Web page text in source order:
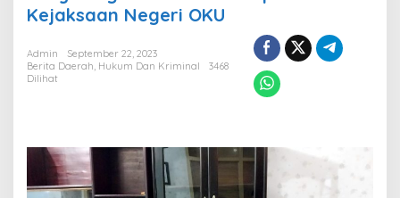
Penyalahgunaan
BBM
Kejaksaan
Kejaksaan Negeri OKU
Admin
September 22, 2023
Berita Daerah, Hukum Dan Kriminal
3468
Dilihat